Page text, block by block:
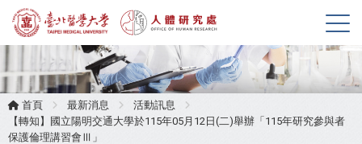
展
開
單
首頁 最新消息
活動訊息
【轉知】國立陽明交通大學於115年05月12日(二)舉辦「115年研究參與者
保護倫理講習會Ⅲ」